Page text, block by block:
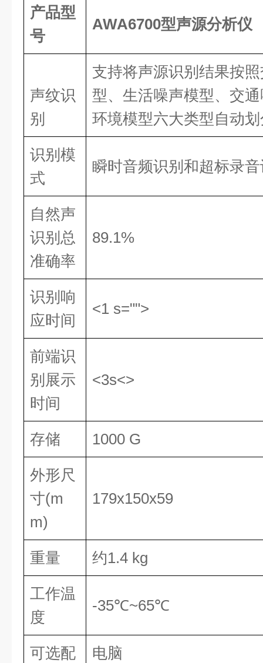
产品型
号
AWA6700型声源分析仪
声纹识
别
支持将声源识别结果按
型、生活噪声模型、交
环境模型六大类型自动
识别模
式
瞬时音频识别和超标录
自然声
识别总
准确率
89.1%
识别响
应时间
<1 s="">
前端识
别展示
时间
<3s<>
存储 1000 G
外形尺
寸(m
m)
179x150x59
重量 约1.4 kg
工作温
度
-35℃~65℃
可选配 电脑